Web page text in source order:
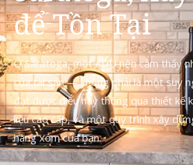
để Tồn Tại
Ở Saratoga, một ADU nên cảm thấy
của tài sản — không phải là một suy
đạt được điều này thông qua thiết kế
liệu cao cấp, và một quy trình xây
hàng xóm của bạn.